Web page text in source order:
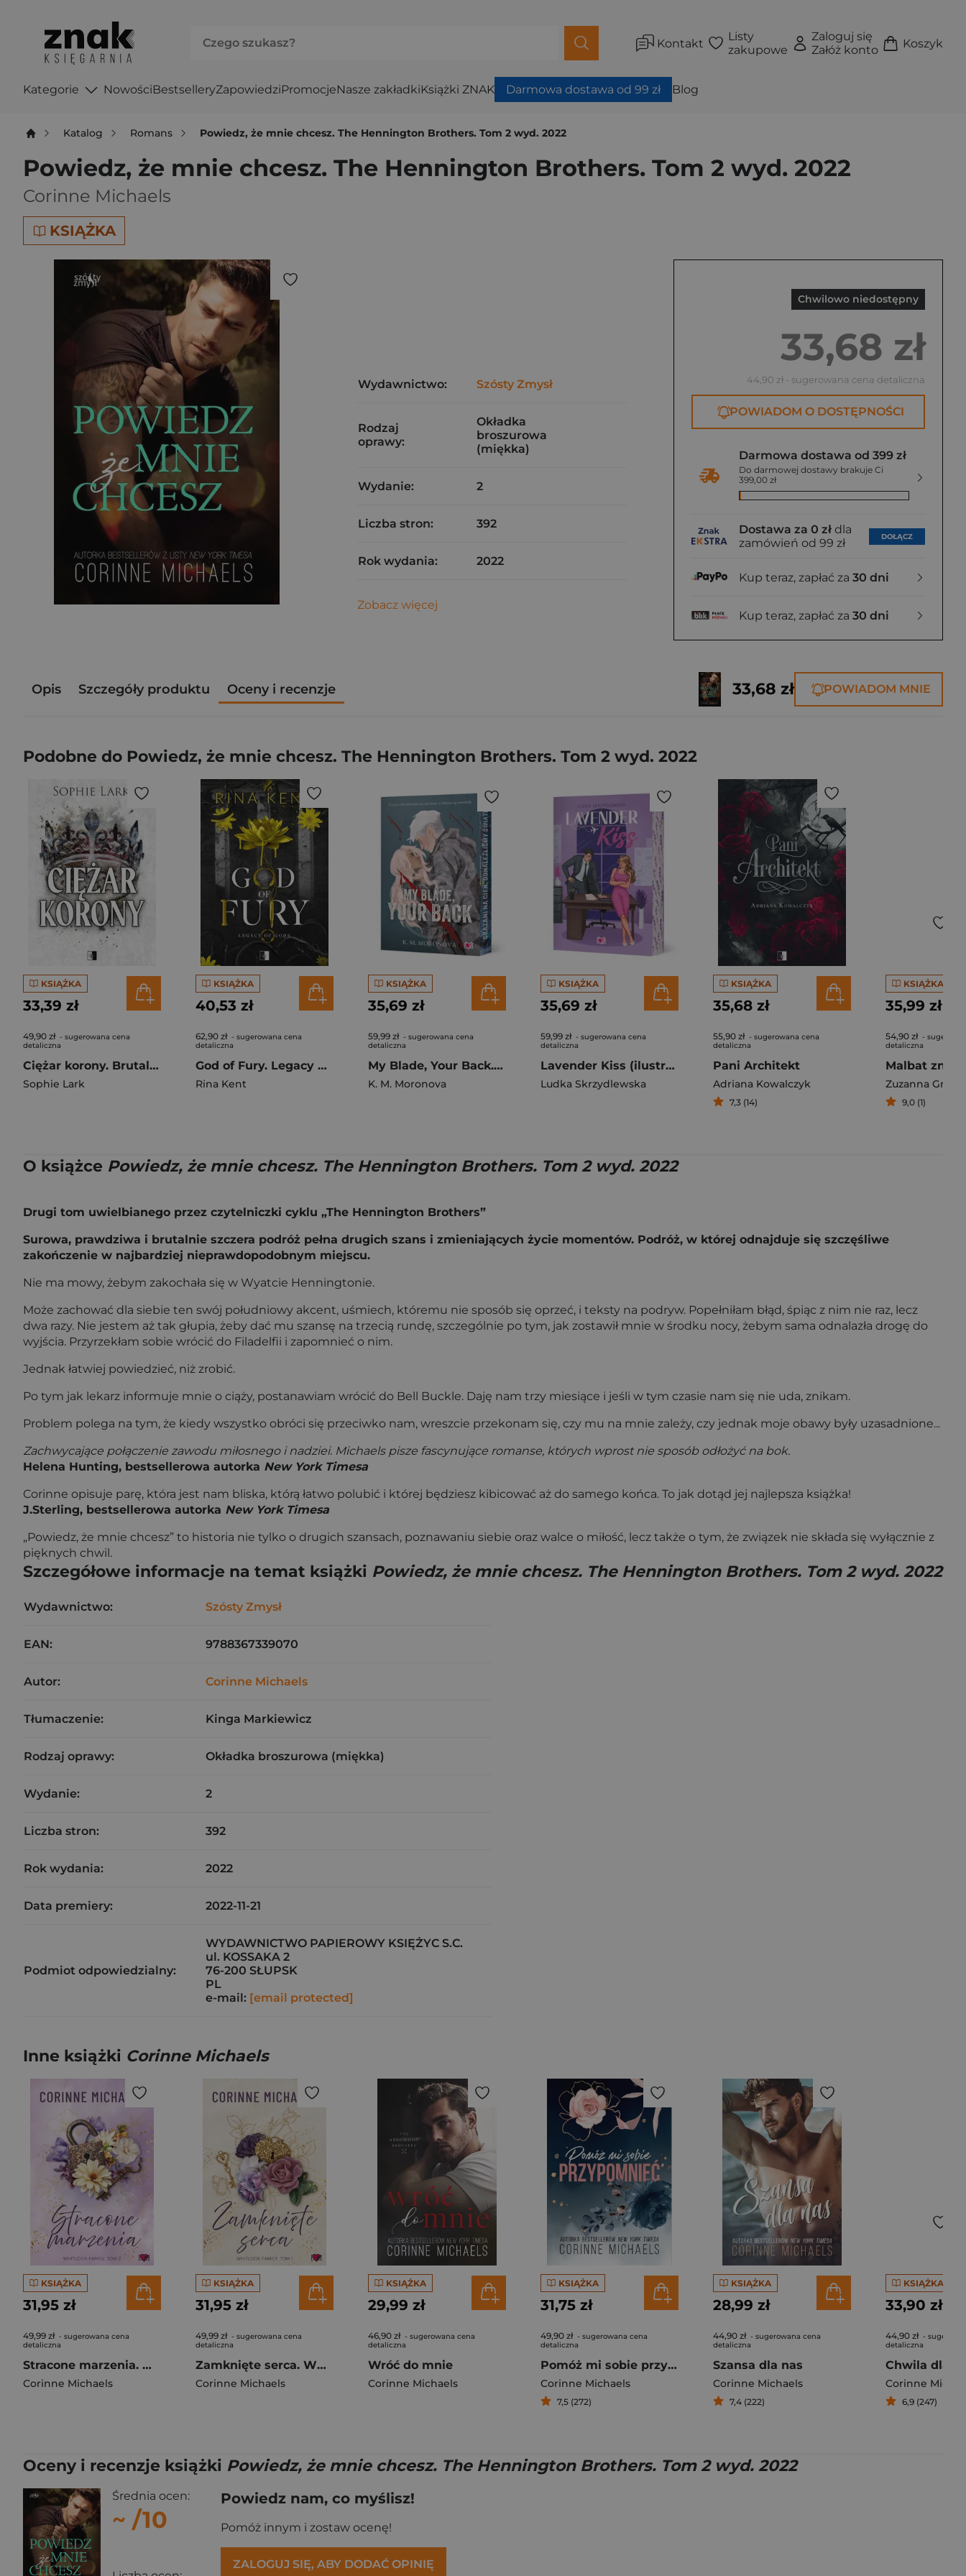
Kontakt
Listy
zakupowe
Zaloguj się
Załóż konto
Koszyk
Kategorie NowościBestselleryZapowiedziPromocjeNasze zakładkiKsiążki ZNAK Darmowa dostawa od 99 zł Blog
Katalog Romans Powiedz, że mnie chcesz. The Hennington Brothers. Tom 2 wyd. 2022
Powiedz, że mnie chcesz. The Hennington Brothers. Tom 2 wyd. 2022
Corinne Michaels
KSIĄŻKA
Chwilowo niedostępny
33,68 zł
44,90 zł - sugerowana cena detaliczna
POWIADOM O DOSTĘPNOŚCI
Darmowa dostawa od 399 zł
Do darmowej dostawy brakuje Ci
399,00 zł
Dostawa za 0 zł dla
zamówień od 99 zł
DOŁĄCZ
Kup teraz, zapłać za 30 dni
Kup teraz, zapłać za 30 dni
Wydawnictwo: Szósty Zmysł
Rodzaj
oprawy:
Okładka
broszurowa
(miękka)
Wydanie: 2
Liczba stron: 392
Rok wydania: 2022
Zobacz więcej
Opis Szczegóły produktu Oceny i recenzje 33,68 zł POWIADOM MNIE
Podobne do Powiedz, że mnie chcesz. The Hennington Brothers. Tom 2 wyd. 2022
KSIĄŻKA
33,39 zł
49,90 zł - sugerowana cena
detaliczna
Ciężar korony. Brutalne dziedzictwo. Tom 6
Sophie Lark
KSIĄŻKA
40,53 zł
62,90 zł - sugerowana cena
detaliczna
God of Fury. Legacy of Gods Tom 5
Rina Kent
KSIĄŻKA
35,69 zł
59,99 zł - sugerowana cena
detaliczna
My Blade, Your Back. Dark Forces (ilustrowane brzegi)
K. M. Moronova
KSIĄŻKA
35,69 zł
59,99 zł - sugerowana cena
detaliczna
Lavender Kiss (ilustrowane brzegi)
Ludka Skrzydlewska
KSIĄŻKA
35,68 zł
55,90 zł - sugerowana cena
detaliczna
Pani Architekt
Adriana Kowalczyk
7,3 (14)
KSIĄŻKA
35,99 zł
54,90 zł -
detaliczna
Malbat
Zuzanna
9,0 (1)
O książce Powiedz, że mnie chcesz. The Hennington Brothers. Tom 2 wyd. 2022
Drugi tom uwielbianego przez czytelniczki cyklu „The Hennington Brothers”
Surowa, prawdziwa i brutalnie szczera podróż pełna drugich szans i zmieniających życie momentów. Podróż, w której odnajduje się szczęśliwe
zakończenie w najbardziej nieprawdopodobnym miejscu.
Nie ma mowy, żebym zakochała się w Wyatcie Henningtonie.
Może zachować dla siebie ten swój południowy akcent, uśmiech, któremu nie sposób się oprzeć, i teksty na podryw. Popełniłam błąd, śpiąc z nim nie raz, lecz
dwa razy. Nie jestem aż tak głupia, żeby dać mu szansę na trzecią rundę, szczególnie po tym, jak zostawił mnie w środku nocy, żebym sama odnalazła drogę do
wyjścia. Przyrzekłam sobie wrócić do Filadelfii i zapomnieć o nim.
Jednak łatwiej powiedzieć, niż zrobić.
Po tym jak lekarz informuje mnie o ciąży, postanawiam wrócić do Bell Buckle. Daję nam trzy miesiące i jeśli w tym czasie nam się nie uda, znikam.
Problem polega na tym, że kiedy wszystko obróci się przeciwko nam, wreszcie przekonam się, czy mu na mnie zależy, czy jednak moje obawy były uzasadnione...
Zachwycające połączenie zawodu miłosnego i nadziei. Michaels pisze fascynujące romanse, których wprost nie sposób odłożyć na bok.
Helena Hunting, bestsellerowa autorka New York Timesa
Corinne opisuje parę, która jest nam bliska, którą łatwo polubić i której będziesz kibicować aż do samego końca. To jak dotąd jej najlepsza książka!
J.Sterling, bestsellerowa autorka New York Timesa
„Powiedz, że mnie chcesz” to historia nie tylko o drugich szansach, poznawaniu siebie oraz walce o miłość, lecz także o tym, że związek nie składa się wyłącznie z
pięknych chwil.
Szczegółowe informacje na temat książki Powiedz, że mnie chcesz. The Hennington Brothers. Tom 2 wyd. 2022
Wydawnictwo: Szósty Zmysł
EAN: 9788367339070
Autor: Corinne Michaels
Tłumaczenie: Kinga Markiewicz
Rodzaj oprawy: Okładka broszurowa (miękka)
Wydanie: 2
Liczba stron: 392
Rok wydania: 2022
Data premiery: 2022-11-21
Podmiot odpowiedzialny:
WYDAWNICTWO PAPIEROWY KSIĘŻYC S.C.
ul. KOSSAKA 2
76-200 SŁUPSK
PL
e-mail: [email protected]
Inne książki Corinne Michaels
KSIĄŻKA
31,95 zł
49,99 zł - sugerowana cena
detaliczna
Stracone marzenia. Whitlock Family. Tom 2
Corinne Michaels
KSIĄŻKA
31,95 zł
49,99 zł - sugerowana cena
detaliczna
Zamknięte serca. Whitlock Family. Tom 1
Corinne Michaels
KSIĄŻKA
29,99 zł
46,90 zł - sugerowana cena
detaliczna
Wróć do mnie
Corinne Michaels
KSIĄŻKA
31,75 zł
49,90 zł - sugerowana cena
detaliczna
Pomóż mi sobie przypomnieć
Corinne Michaels
7,5 (272)
KSIĄŻKA
28,99 zł
44,90 zł - sugerowana cena
detaliczna
Szansa dla nas
Corinne Michaels
7,4 (222)
KSIĄŻKA
33,90 zł
44,90 zł -
detaliczna
Chwila dla
Corinne
6,9 (247)
Oceny i recenzje książki Powiedz, że mnie chcesz. The Hennington Brothers. Tom 2 wyd. 2022
Średnia ocen:
~ /10
Powiedz nam, co myślisz!
Pomóż innym i zostaw ocenę!
ZALOGUJ SIĘ, ABY DODAĆ OPINIĘ